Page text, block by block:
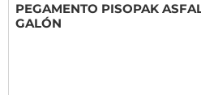
PEGAMENTO PISOPAK
GALÓN